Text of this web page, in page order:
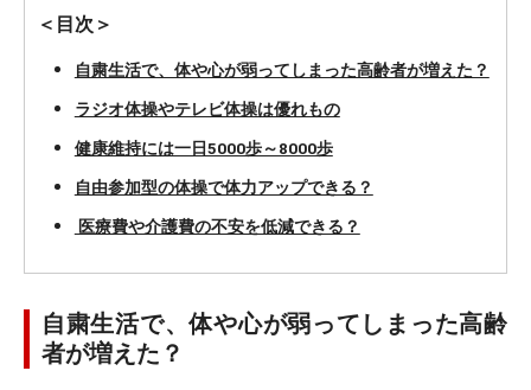
＜目次＞
自粛生活で、体や心が弱ってしまった高齢者が増えた？
ラジオ体操やテレビ体操は優れもの
健康維持には一日5000歩～8000歩
自由参加型の体操で体力アップできる？
医療費や介護費の不安を低減できる？
自粛生活で、体や心が弱ってしまった高齢
者が増えた？